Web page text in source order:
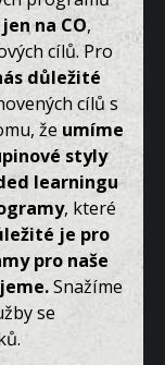
na CO,
cílů. Pro
důležité
cílů s
že umíme
styly
learningu
, které
je pro
pro naše
Snažíme
se